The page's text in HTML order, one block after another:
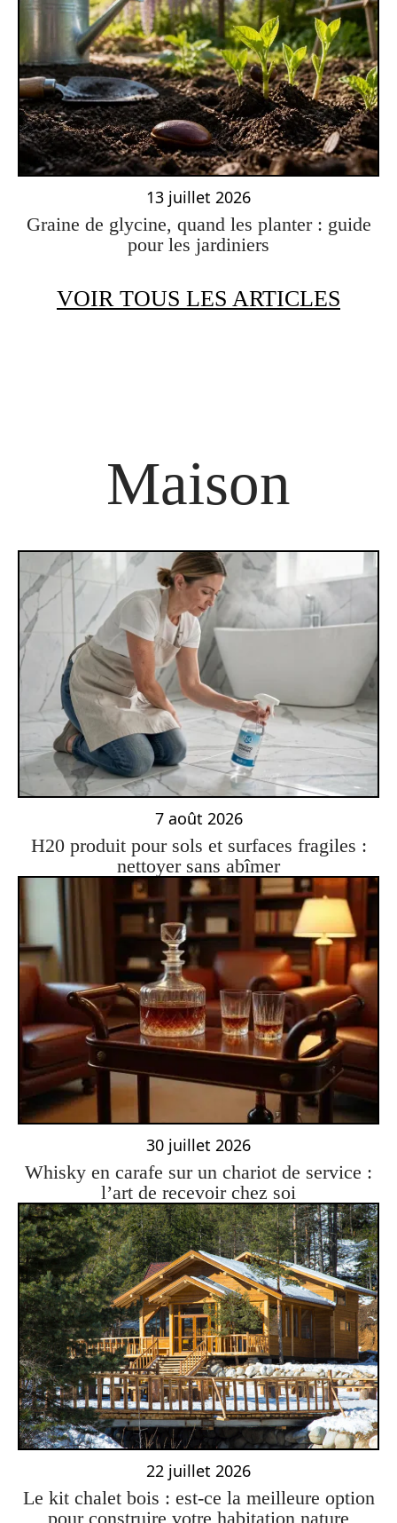
13 juillet 2026
Graine de glycine, quand les planter : guide
pour les jardiniers
VOIR TOUS LES ARTICLES
Maison
7 août 2026
H20 produit pour sols et surfaces fragiles :
nettoyer sans abîmer
30 juillet 2026
Whisky en carafe sur un chariot de service :
l’art de recevoir chez soi
22 juillet 2026
Le kit chalet bois : est-ce la meilleure option
pour construire votre habitation nature